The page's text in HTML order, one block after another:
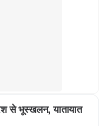
से भूस्खलन, यातायात